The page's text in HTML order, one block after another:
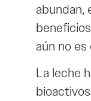
abundan,
aún no es
La leche